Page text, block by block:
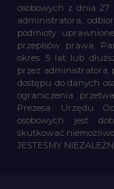
osobowych z dnia
administratora,
podmioty
przepisów prawa,
okres 5 lat lub
przez administratora,
dostępu do danych
ograniczenia
Prezesa Urzędu
osobowych jest
skutkować
JESTEŚMY